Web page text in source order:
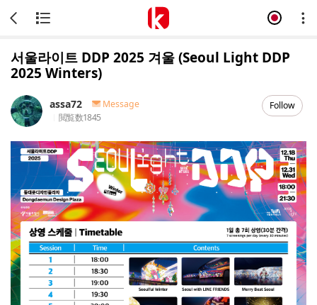
서울라이트 DDP 2025 겨울 (Seoul Light DDP
2025 Winters)
assa72
Message
閲覧数1845
Follow